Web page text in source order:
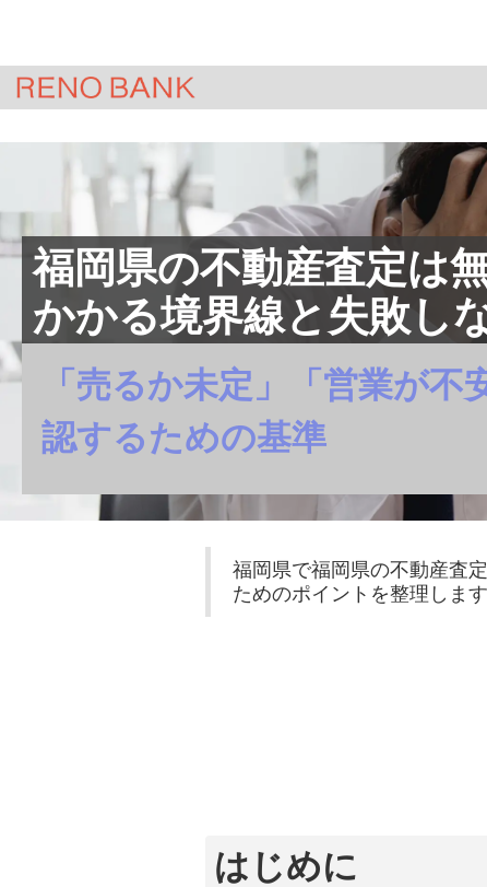
福岡県の不動産査定は
かかる境界線と失敗し
「売るか未定」「営業が
認するための基準
福岡県で福岡県の不動産査
ためのポイントを整理します
はじめに